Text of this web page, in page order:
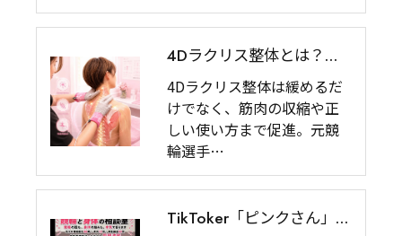
4Dラクリス整体とは？緩めるだけでは終わらない、身体再構築のための施術｜BodyAll池袋｜平岡浩司
4Dラクリス整体は緩めるだ
けでなく、筋肉の収縮や正
しい使い方まで促進。元競
輪選手…
TikToker「ピンクさん」として、TikTok LIVEでの配信を始めました｜平岡浩司｜身体再構築アーキテクト